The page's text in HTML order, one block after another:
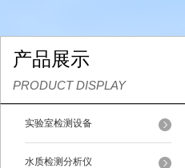
产品展示
PRODUCT DISPLAY
实验室检测设备
水质检测分析仪